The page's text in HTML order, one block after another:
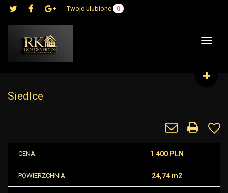
Twoje ulubione 0
Toggle
Siedlce
CENA 1 400 PLN
POWIERZCHNIA 24,74 m2